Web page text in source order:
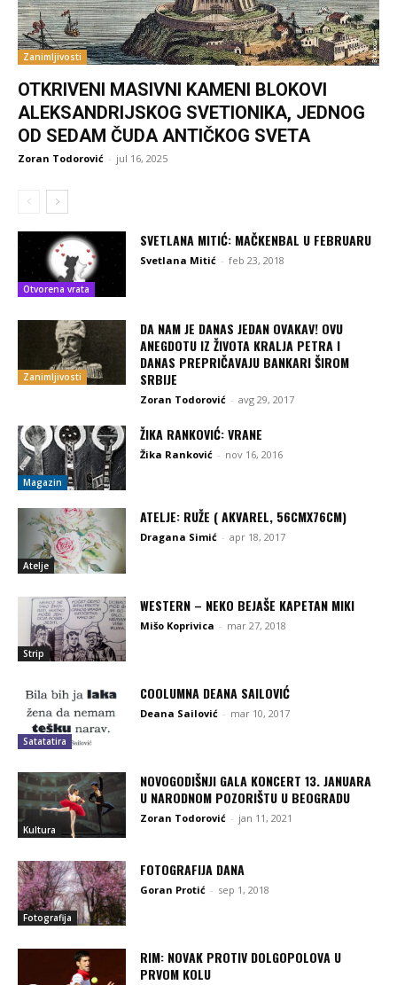
Zanimljivosti
OTKRIVENI MASIVNI KAMENI BLOKOVI
ALEKSANDRIJSKOG SVETIONIKA, JEDNOG
OD SEDAM ČUDA ANTIČKOG SVETA
Zoran Todorović - jul 16, 2025
Otvorena vrata
SVETLANA MITIĆ: MAČKENBAL U FEBRUARU
Svetlana Mitić - feb 23, 2018
Zanimljivosti
DA NAM JE DANAS JEDAN OVAKAV! OVU
ANEGDOTU IZ ŽIVOTA KRALJA PETRA I
DANAS PREPRIČAVAJU BANKARI ŠIROM
SRBIJE
Zoran Todorović - avg 29, 2017
Magazin
ŽIKA RANKOVIĆ: VRANE
Žika Ranković - nov 16, 2016
Atelje
ATELJE: RUŽE ( AKVAREL, 56CMX76CM)
Dragana Simić - apr 18, 2017
Strip
WESTERN – NEKO BEJAŠE KAPETAN MIKI
Mišo Koprivica - mar 27, 2018
Satatatira
COOLUMNA DEANA SAILOVIĆ
Deana Sailović - mar 10, 2017
Kultura
NOVOGODIŠNJI GALA KONCERT 13. JANUARA
U NARODNOM POZORIŠTU U BEOGRADU
Zoran Todorović - jan 11, 2021
Fotografija
FOTOGRAFIJA DANA
Goran Protić - sep 1, 2018
RIM: NOVAK PROTIV DOLGOPOLOVA U
PRVOM KOLU